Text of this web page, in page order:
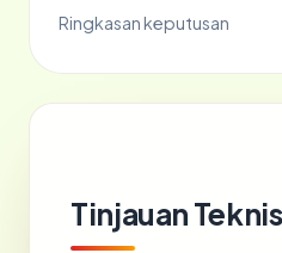
Ringkasan keputusan
Tinjauan Teknis